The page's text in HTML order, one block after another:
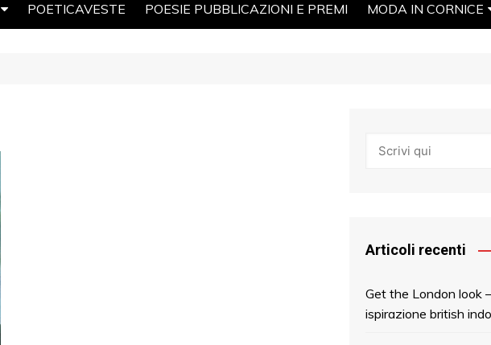
POETICAVESTE POESIE PUBBLICAZIONI E PREMI MODA IN CORNICE
Articoli recenti
Get the London look
ispirazione british